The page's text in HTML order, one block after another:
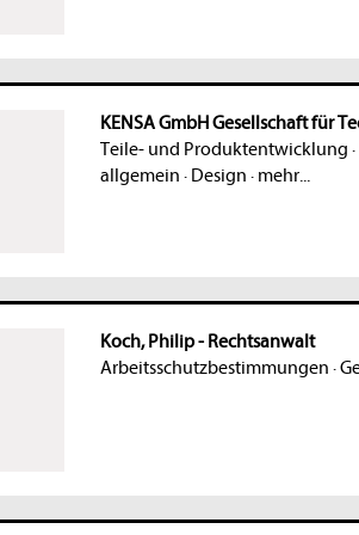
KENSA GmbH Gesellschaft für
Teile- und Produktentwicklung ·
allgemein · Design · mehr...
Koch, Philip - Rechtsanwalt
Arbeitsschutzbestimmungen ·